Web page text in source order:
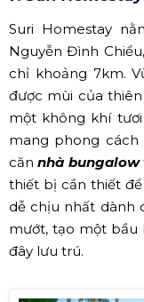
Suri Homestay
Nguyễn Đình
chỉ khoảng 7km.
được mùi của
một không khí
mang phong cách
cănnhà bungalow
thiết bị cần thiết
dễ chịu nhất dành
mướt, tạo một bầu
đây lưu trú.